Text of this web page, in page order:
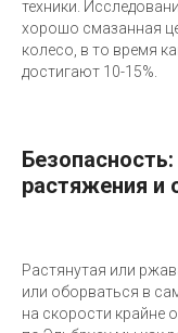
техники.
хорошо смазанная
колесо, в то время
достигают 10-15%.
растяжения и
Растянутая или
или оборваться в
на скорости крайне